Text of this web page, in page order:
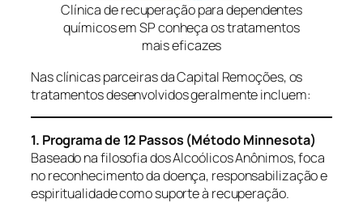
Clínica de recuperação para dependentes
químicos em SP conheça os tratamentos
mais eficazes
Nas clínicas parceiras da Capital Remoções, os
tratamentos desenvolvidos geralmente incluem:
1. Programa de 12 Passos (Método Minnesota)
Baseado na filosofia dos Alcoólicos Anônimos, foca
no reconhecimento da doença, responsabilização e
espiritualidade como suporte à recuperação.